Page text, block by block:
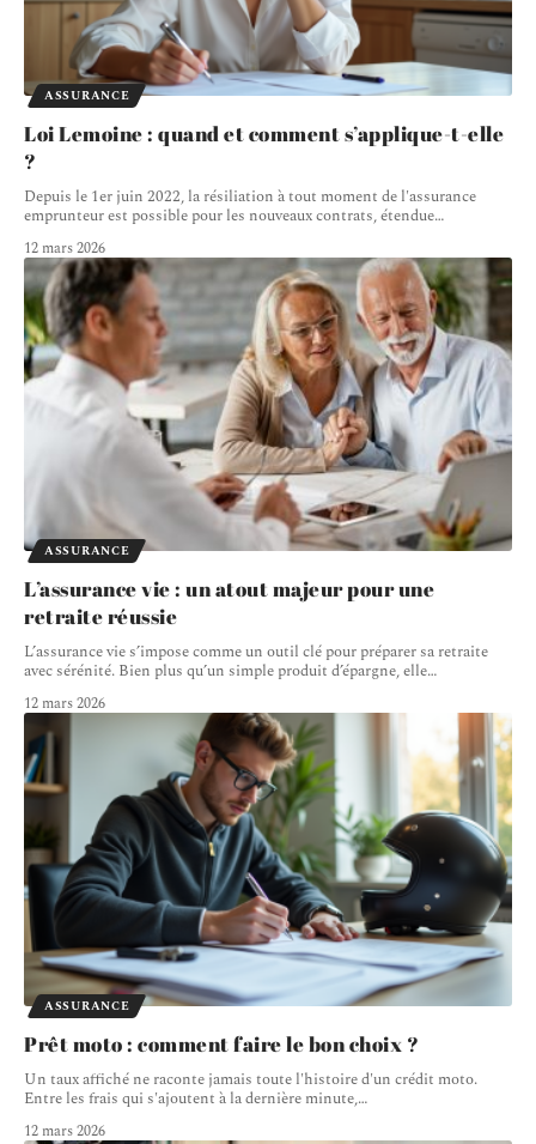
ASSURANCE
Loi Lemoine : quand et comment s’applique-t-elle
?
Depuis le 1er juin 2022, la résiliation à tout moment de l'assurance
emprunteur est possible pour les nouveaux contrats, étendue…
12 mars 2026
ASSURANCE
L’assurance vie : un atout majeur pour une
retraite réussie
L’assurance vie s’impose comme un outil clé pour préparer sa retraite
avec sérénité. Bien plus qu’un simple produit d’épargne, elle…
12 mars 2026
ASSURANCE
Prêt moto : comment faire le bon choix ?
Un taux affiché ne raconte jamais toute l'histoire d'un crédit moto.
Entre les frais qui s'ajoutent à la dernière minute,…
12 mars 2026